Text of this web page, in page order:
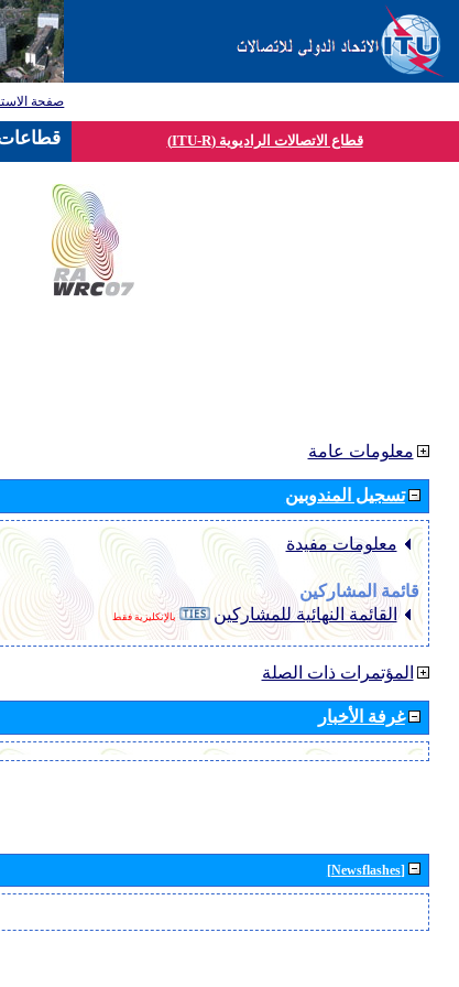
صفحة
قطاع الاتصالات الراديوية (ITU-R)
معلومات عامة
تسجيل المندوبين
معلومات مفيدة
قائمة المشاركين
القائمة النهائية للمشاركين
بالإنكليزية فقط
المؤتمرات ذات الصلة
غرفة الأخبار
[Newsflashes]
قطاعات